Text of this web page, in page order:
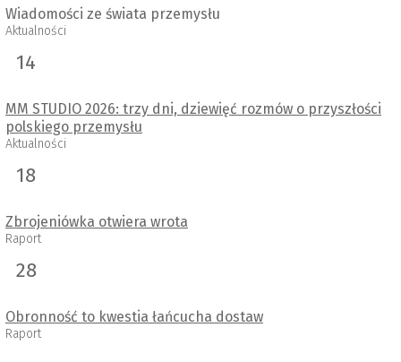
Wiadomości ze świata przemysłu
Aktualności
14
MM STUDIO 2026: trzy dni, dziewięć rozmów o przyszłości
polskiego przemysłu
Aktualności
18
Zbrojeniówka otwiera wrota
Raport
28
Obronność to kwestia łańcucha dostaw
Raport